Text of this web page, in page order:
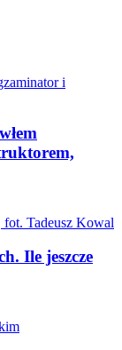
Ile jeszcze